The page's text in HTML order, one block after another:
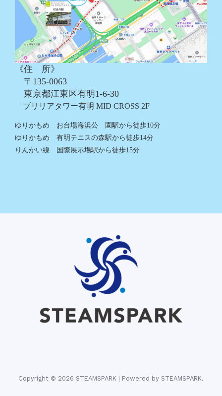
《住 所》
〒135-0063
東京都江東区有明1-6-30
ブリリアタワー有明 MID CROSS 2F
ゆりかもめ お台場海浜公 園駅から徒歩10分
ゆりかもめ 有明テニスの森駅から徒歩14分
りんかい線 国際展示場駅から徒歩15分
Copyright © 2026 STEAMSPARK | Powered by STEAMSPARK.